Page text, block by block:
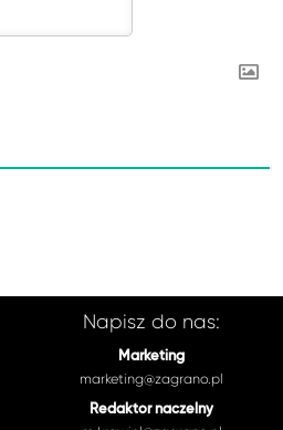
Napisz do nas:
Marketing
marketing@zagrano.pl
Redaktor naczelny